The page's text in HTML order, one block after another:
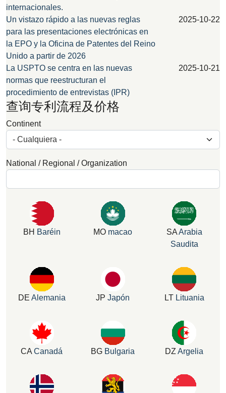
internacionales.
Un vistazo rápido a las nuevas reglas
para las presentaciones electrónicas en
la EPO y la Oficina de Patentes del Reino
Unido a partir de 2026
2025-10-22
La USPTO se centra en las nuevas
normas que reestructuran el
procedimiento de entrevistas (IPR)
2025-10-21
查询专利流程及价格
Continent
National / Regional / Organization
BH Baréin MO macao SAArabia
Saudita
DE Alemania JP Japón LT Lituania
CA Canadá BG Bulgaria DZ Argelia